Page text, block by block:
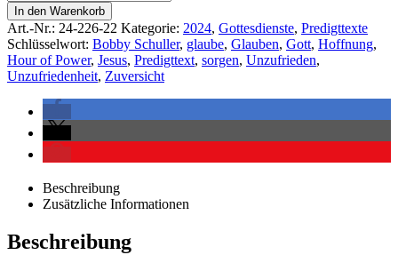
In den Warenkorb
Art.-Nr.: 24-226-22 Kategorie: 2024, Gottesdienste, Predigttexte
Schlüsselwort: Bobby Schuller, glaube, Glauben, Gott, Hoffnung,
Hour of Power, Jesus, Predigttext, sorgen, Unzufrieden,
Unzufriedenheit, Zuversicht
Beschreibung
Zusätzliche Informationen
Beschreibung